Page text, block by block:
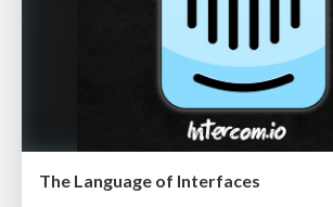
The Language of Interfaces